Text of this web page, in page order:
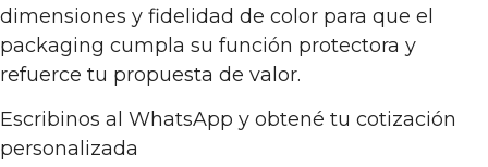
dimensiones y fidelidad de color para que el
packaging cumpla su función protectora y
refuerce tu propuesta de valor.
Escribinos al WhatsApp y obtené tu cotización
personalizada